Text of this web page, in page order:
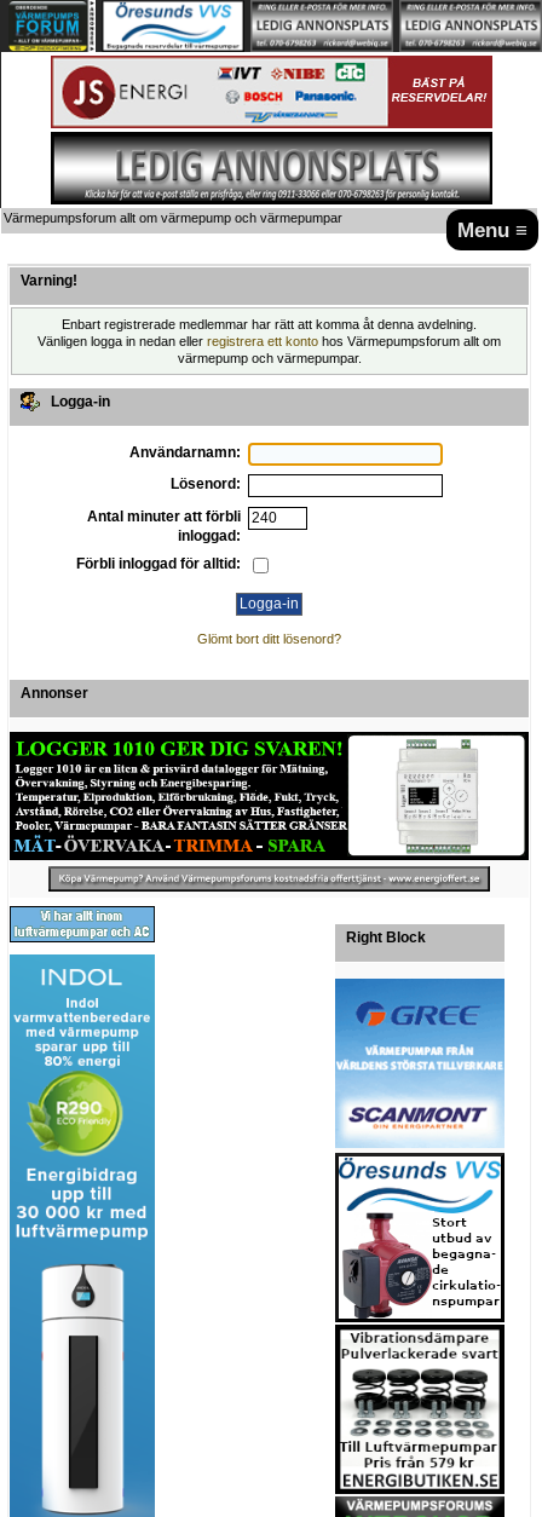
Menu ≡
Värmepumpsforum allt om värmepump och värmepumpar
Varning!
Enbart registrerade medlemmar har rätt att komma åt denna avdelning.
Vänligen logga in nedan eller registrera ett konto hos Värmepumpsforum allt om
värmepump och värmepumpar.
Logga-in
Användarnamn:
Lösenord:
Antal minuter att förbli
inloggad:
Förbli inloggad för alltid:
Glömt bort ditt lösenord?
Annonser
Right Block